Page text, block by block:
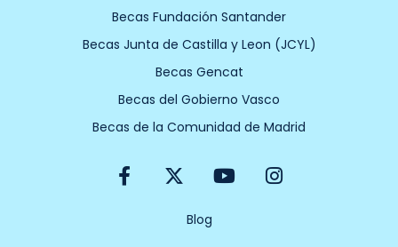
Becas Fundación Santander
Becas Junta de Castilla y Leon (JCYL)
Becas Gencat
Becas del Gobierno Vasco
Becas de la Comunidad de Madrid
F
a
X
-
w
Y
o
I
n
Blog